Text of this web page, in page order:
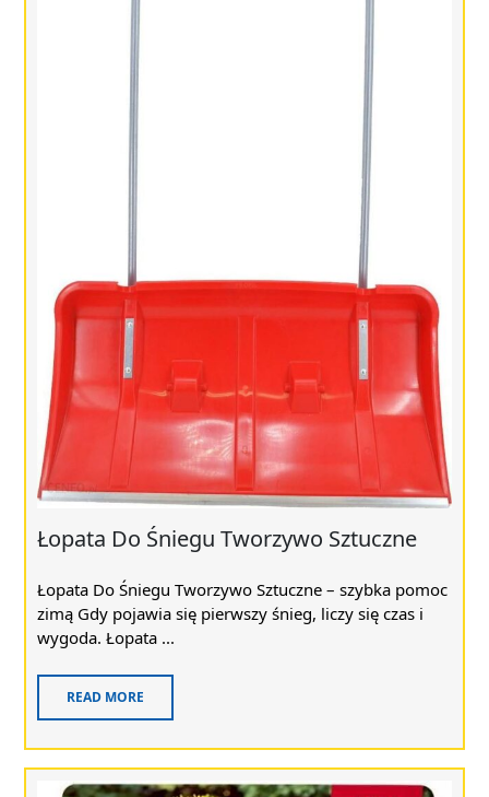
Łopata Do Śniegu Tworzywo Sztuczne
Łopata Do Śniegu Tworzywo Sztuczne – szybka pomoc
zimą Gdy pojawia się pierwszy śnieg, liczy się czas i
wygoda. Łopata ...
READ MORE